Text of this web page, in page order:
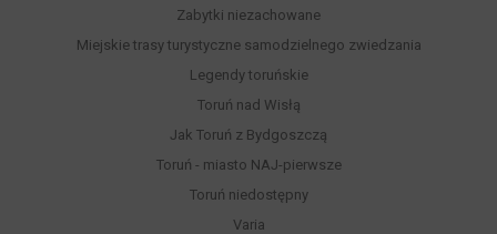
Zabytki niezachowane
Miejskie trasy turystyczne samodzielnego zwiedzania
Legendy toruńskie
Toruń nad Wisłą
Jak Toruń z Bydgoszczą
Toruń - miasto NAJ-pierwsze
Toruń niedostępny
Varia